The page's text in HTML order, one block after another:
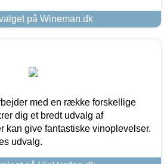
på Wineman.dk
med en række forskellige
dig et bredt udvalg af
kan give fantastiske vinoplevelser.
udvalg.